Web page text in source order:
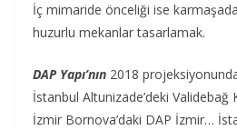
İç mimaride önceliği ise
huzurlu mekanlar tasarlamak.
DAP Yapı’nın 2018
İstanbul Altunizade’deki Validebağ
İzmir Bornova’daki DAP İzmir…